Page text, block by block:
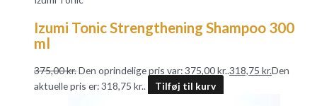
Izumi Tonic Strengthening Shampoo 300
ml
375,00kr.Den oprindelige pris var: 375,00 kr..318,75 kr.Den
aktuelle pris er: 318,75 kr..
Tilføj til kurv